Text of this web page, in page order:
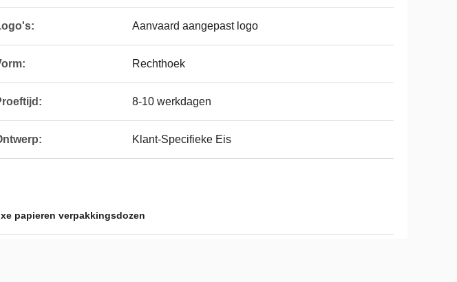
Aanvaard aangepast logo
Rechthoek
8-10 werkdagen
Klant-Specifieke Eis
papieren verpakkingsdozen